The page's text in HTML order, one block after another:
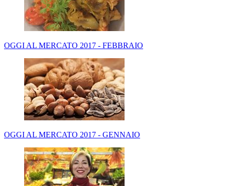
OGGI AL MERCATO 2017 - FEBBRAIO
OGGI AL MERCATO 2017 - GENNAIO